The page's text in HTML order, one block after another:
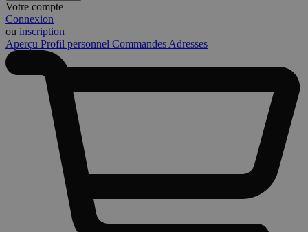
Votre compte
Connexion
ou inscription
Aperçu Profil personnel Commandes Adresses